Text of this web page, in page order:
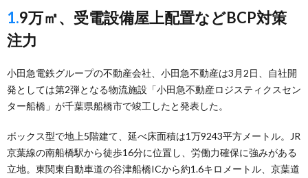
1.9万㎡、受電設備屋上配置などBCP対策
注力
小田急電鉄グループの不動産会社、小田急不動産は3月2日、自社開
発としては第2弾となる物流施設「小田急不動産ロジスティクスセン
ター船橋」が千葉県船橋市で竣工したと発表した。
ボックス型で地上5階建て、延べ床面積は1万9243平方メートル。JR
京葉線の南船橋駅から徒歩16分に位置し、労働力確保に強みがある
立地。東関東自動車道の谷津船橋ICから約1.6キロメートル、京葉道